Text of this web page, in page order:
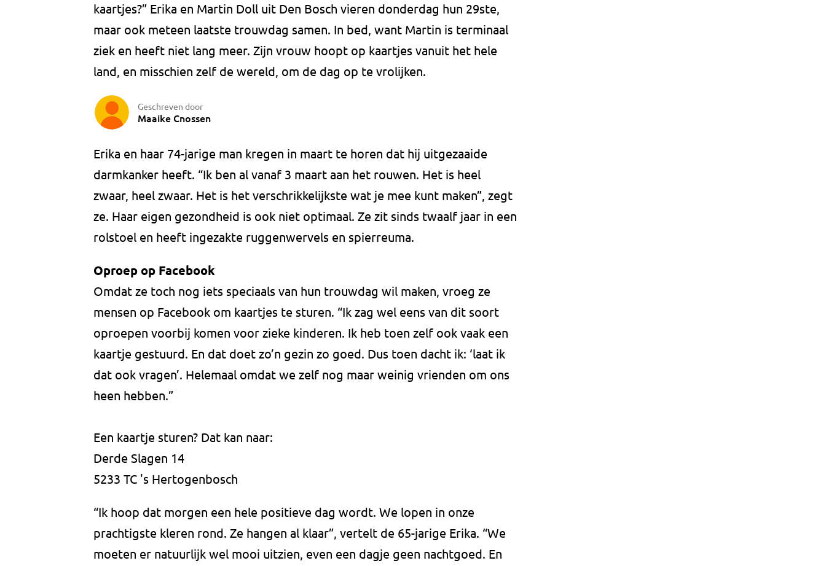
kaartjes?” Erika en Martin Doll uit Den Bosch vieren donderdag hun 29ste,
maar ook meteen laatste trouwdag samen. In bed, want Martin is terminaal
ziek en heeft niet lang meer. Zijn vrouw hoopt op kaartjes vanuit het hele
land, en misschien zelf de wereld, om de dag op te vrolijken.
Geschreven door
Maaike Cnossen
Erika en haar 74-jarige man kregen in maart te horen dat hij uitgezaaide
darmkanker heeft. “Ik ben al vanaf 3 maart aan het rouwen. Het is heel
zwaar, heel zwaar. Het is het verschrikkelijkste wat je mee kunt maken”, zegt
ze. Haar eigen gezondheid is ook niet optimaal. Ze zit sinds twaalf jaar in een
rolstoel en heeft ingezakte ruggenwervels en spierreuma.
Oproep op Facebook
Omdat ze toch nog iets speciaals van hun trouwdag wil maken, vroeg ze
mensen op Facebook om kaartjes te sturen. “Ik zag wel eens van dit soort
oproepen voorbij komen voor zieke kinderen. Ik heb toen zelf ook vaak een
kaartje gestuurd. En dat doet zo’n gezin zo goed. Dus toen dacht ik: ‘laat ik
dat ook vragen’. Helemaal omdat we zelf nog maar weinig vrienden om ons
heen hebben.”
Een kaartje sturen? Dat kan naar:
Derde Slagen 14
5233 TC 's Hertogenbosch
“Ik hoop dat morgen een hele positieve dag wordt. We lopen in onze
prachtigste kleren rond. Ze hangen al klaar”, vertelt de 65-jarige Erika. “We
moeten er natuurlijk wel mooi uitzien, even een dagje geen nachtgoed. En